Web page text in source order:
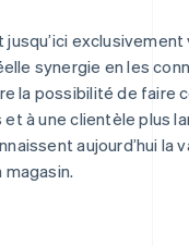
exclusivement
synergie en les
la possibilité de faire
à une clientèle plus
aujourd’hui la